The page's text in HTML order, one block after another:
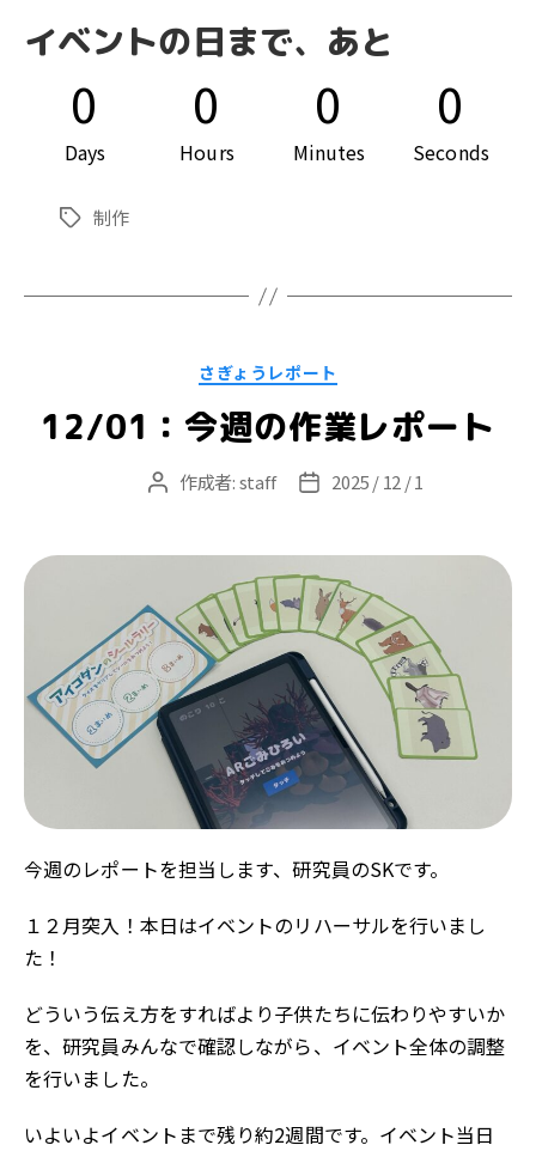
イベントの日まで、あと
0
Days
0
Hours
0
Minutes
0
Seconds
タ
制作
カ
テ
リ
ー
さぎょうレポート
12/01：今週の作業レポート
投 作成者:staff
投 2025 / 12 / 1
今週のレポートを担当します、研究員のSKです。
１２月突入！本日はイベントのリハーサルを行いまし
た！
どういう伝え方をすればより子供たちに伝わりやすいか
を、研究員みんなで確認しながら、イベント全体の調整
を行いました。
いよいよイベントまで残り約2週間です。イベント当日